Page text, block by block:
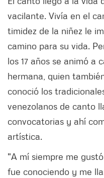
vacilante. Vivía en el
timidez de la niñez le
camino para su vida.
los 17 años se animó a
hermana, quien
conoció los
venezolanos de canto
convocatorias y ahí
artística.
"A mí siempre me
fue conociendo y me